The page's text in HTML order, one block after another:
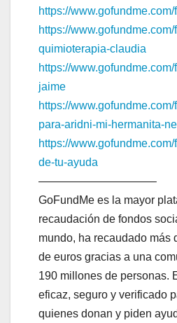
https://www.gofundme.com/
https://www.gofundme.com/
quimioterapia-claudia
https://www.gofundme.com/
jaime
https://www.gofundme.com/
para-aridni-mi-hermanita-
https://www.gofundme.com/
de-tu-ayuda
——————————–
GoFundMe es la mayor
recaudación de fondos
mundo, ha recaudado más
de euros gracias a una
190 millones de personas.
eficaz, seguro y verificado
quienes donan y piden